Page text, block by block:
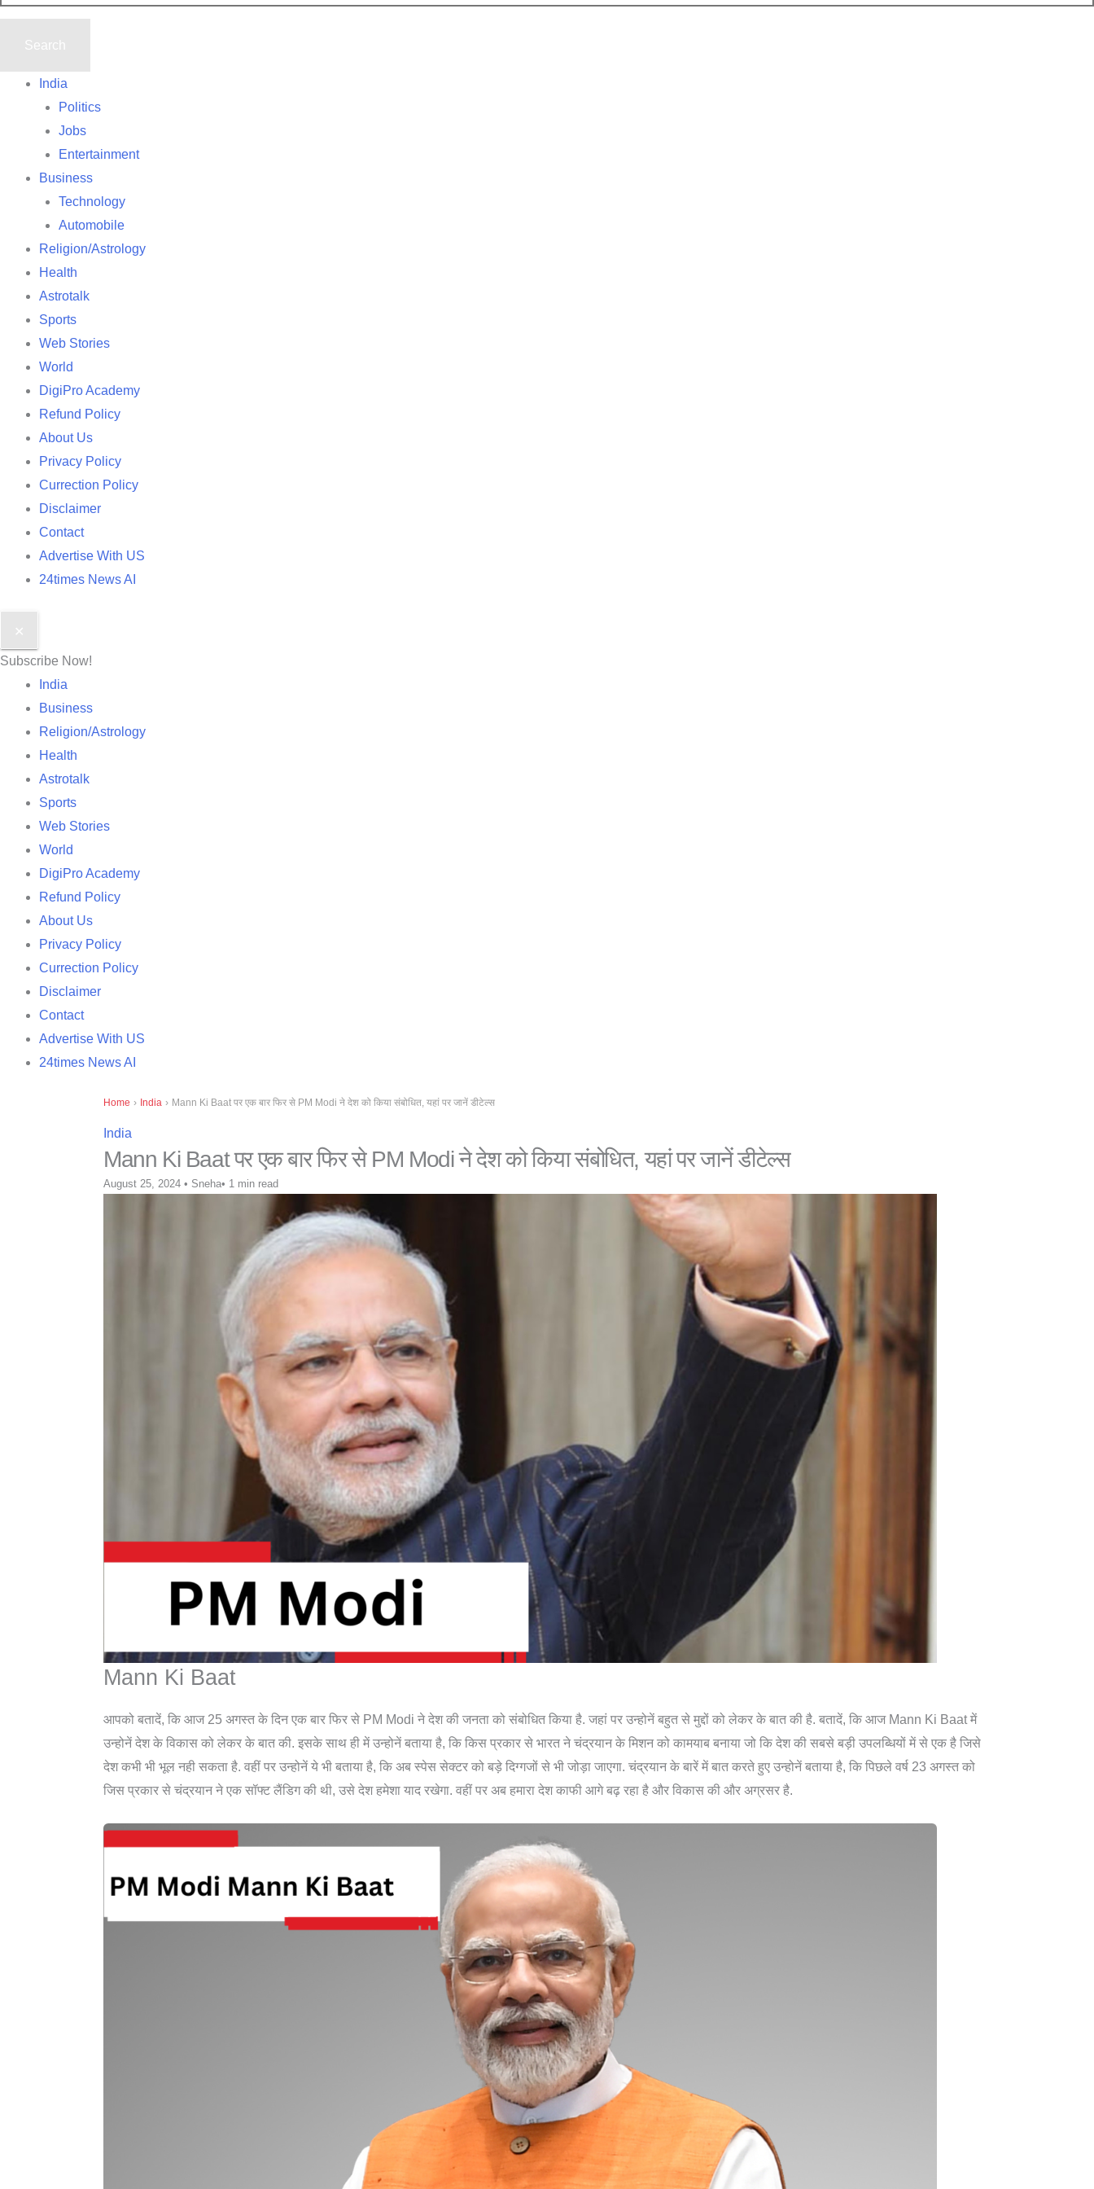
India
Politics
Jobs
Entertainment
Business
Technology
Automobile
Religion/Astrology
Health
Astrotalk
Sports
Web Stories
World
DigiPro Academy
Refund Policy
About Us
Privacy Policy
Currection Policy
Disclaimer
Contact
Advertise With US
24times News AI
✕
Subscribe Now!
India
Business
Religion/Astrology
Health
Astrotalk
Sports
Web Stories
World
DigiPro Academy
Refund Policy
About Us
Privacy Policy
Currection Policy
Disclaimer
Contact
Advertise With US
24times News AI
Home › India › Mann Ki Baat पर एक बार फिर से PM Modi ने देश को किया संबोधित, यहां पर जानें डीटेल्स
India
Mann Ki Baat पर एक बार फिर से PM Modi ने देश को किया संबोधित, यहां पर जानें डीटेल्स
August 25, 2024 • Sneha• 1 min read
Mann Ki Baat
आपको बतादें, कि आज 25 अगस्त के दिन एक बार फिर से PM Modi ने देश की जनता को संबोधित किया है. जहां पर उन्होनें बहुत से मुद्दों को लेकर के बात की है. बतादें, कि आज Mann Ki Baat में
उन्होनें देश के विकास को लेकर के बात की. इसके साथ ही में उन्होनें बताया है, कि किस प्रकार से भारत ने चंद्रयान के मिशन को कामयाब बनाया जो कि देश की सबसे बड़ी उपलब्धियों में से एक है जिसे
देश कभी भी भूल नही सकता है. वहीं पर उन्होनें ये भी बताया है, कि अब स्पेस सेक्टर को बड़े दिग्गजों से भी जोड़ा जाएगा. चंद्रयान के बारें में बात करते हुए उन्होनें बताया है, कि पिछले वर्ष 23 अगस्त को
जिस प्रकार से चंद्रयान ने एक सॉफ्ट लैंडिग की थी, उसे देश हमेशा याद रखेगा. वहीं पर अब हमारा देश काफी आगे बढ़ रहा है और विकास की और अग्रसर है.